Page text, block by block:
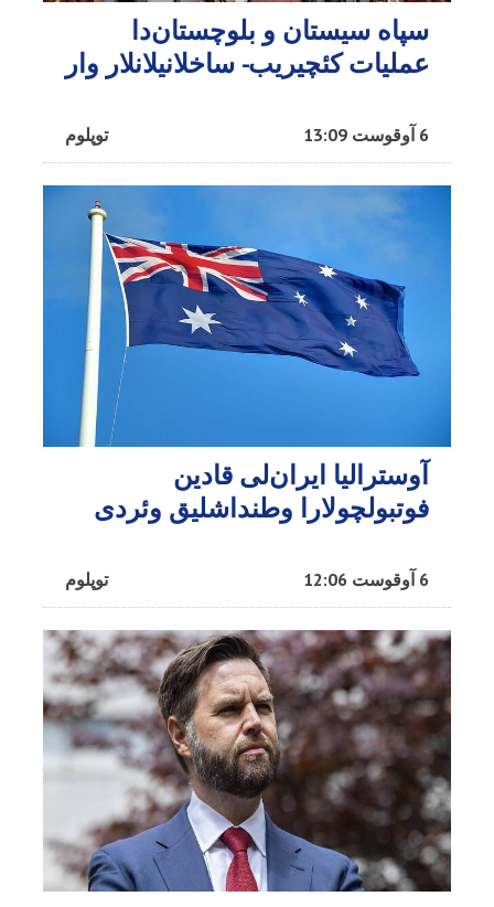
سپاه سیستان و بلوچستان‌دا
عملیات کئچیریب- ساخلانیلانلار وار
توپلوم 6 آوقوست 13:09
آوسترالیا ایران‌لی قادین
فوتبولچولارا وطنداشلیق وئردی
توپلوم 6 آوقوست 12:06